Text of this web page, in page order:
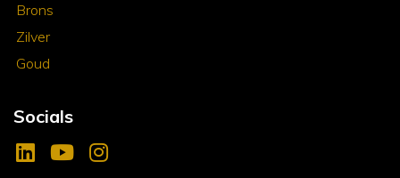
Brons
Zilver
Goud
Socials